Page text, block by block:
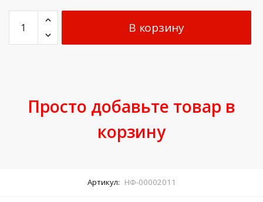
В корзину
Просто добавьте товар в
корзину
Артикул: НФ-00002011